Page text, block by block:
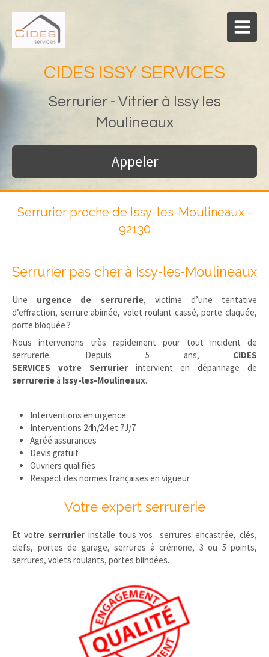
CIDES ISSY SERVICES
Serrurier - Vitrier à Issy les
Moulineaux
Appeler
Serrurier proche de Issy-les-Moulineaux -
92130
Serrurier pas cher à Issy-les-Moulineaux
Une urgence de serrurerie, victime d’une tentative
d’effraction, serrure abimée, volet roulant cassé, porte claquée,
porte bloquée ?
Nous intervenons très rapidement pour tout incident de
serrurerie. Depuis 5 ans, CIDES
SERVICES votre Serrurierintervient en dépannage de
serrurerieà Issy-les-Moulineaux.
Interventions en urgence
Interventions 24h/24 et 7J/7
Agréé assurances
Devis gratuit
Ouvriers qualifiés
Respect des normes françaises en vigueur
Votre expert serrurerie
Et votre serrurier installe tous vos serrures encastrée, clés,
clefs, portes de garage, serrures à crémone, 3 ou 5 points,
serrures, volets roulants, portes blindées.